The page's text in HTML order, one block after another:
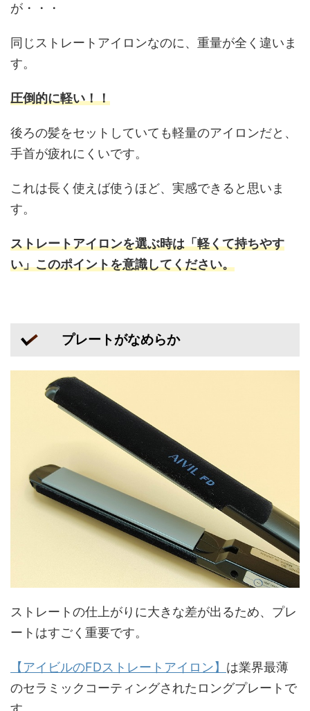
が・・・
同じストレートアイロンなのに、重量が全く違いま
す。
圧倒的に軽い！！
後ろの髪をセットしていても軽量のアイロンだと、
手首が疲れにくいです。
これは長く使えば使うほど、実感できると思いま
す。
ストレートアイロンを選ぶ時は「軽くて持ちやす
い」このポイントを意識してください。
プレートがなめらか
ストレートの仕上がりに大きな差が出るため、プレ
ートはすごく重要です。
【アイビルのFDストレートアイロン】 は業界最薄
のセラミックコーティングされたロングプレートで